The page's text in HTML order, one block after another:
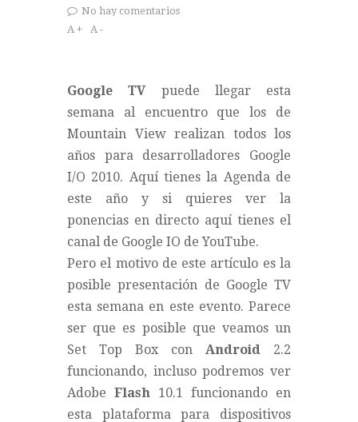
No hay comentarios
A +
A -
Google TVpuede llegar esta
semana al encuentro que los de
Mountain View realizan todos los
años para desarrolladores Google
I/O 2010. Aquí tienes la Agenda de
este año y si quieres ver la
ponencias en directo aquí tienes el
canal de Google IO de YouTube.
Pero el motivo de este artículo es la
posible presentación de Google TV
esta semana en este evento. Parece
ser que es posible que veamos un
Set Top Box con Android 2.2
funcionando, incluso podremos ver
Adobe Flash 10.1 funcionando en
esta plataforma para dispositivos